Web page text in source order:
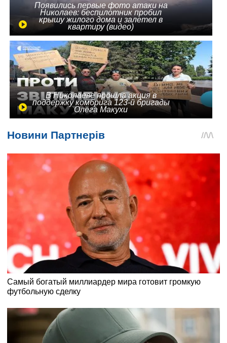
Появились первые фото атаки на
Николаев: беспилотник пробил
крышу жилого дома и залетел в
квартиру (видео)
В Николаеве прошла акция в
поддержку комбрига 123-й бригады
Олега Макухи